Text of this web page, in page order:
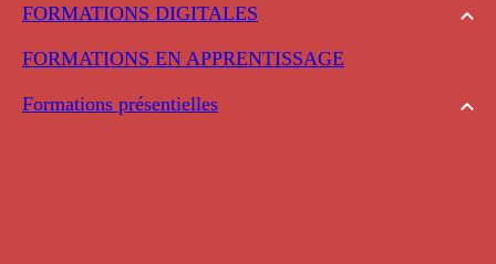
FORMATIONS DIGITALES
FORMATIONS EN APPRENTISSAGE
Formations présentielles